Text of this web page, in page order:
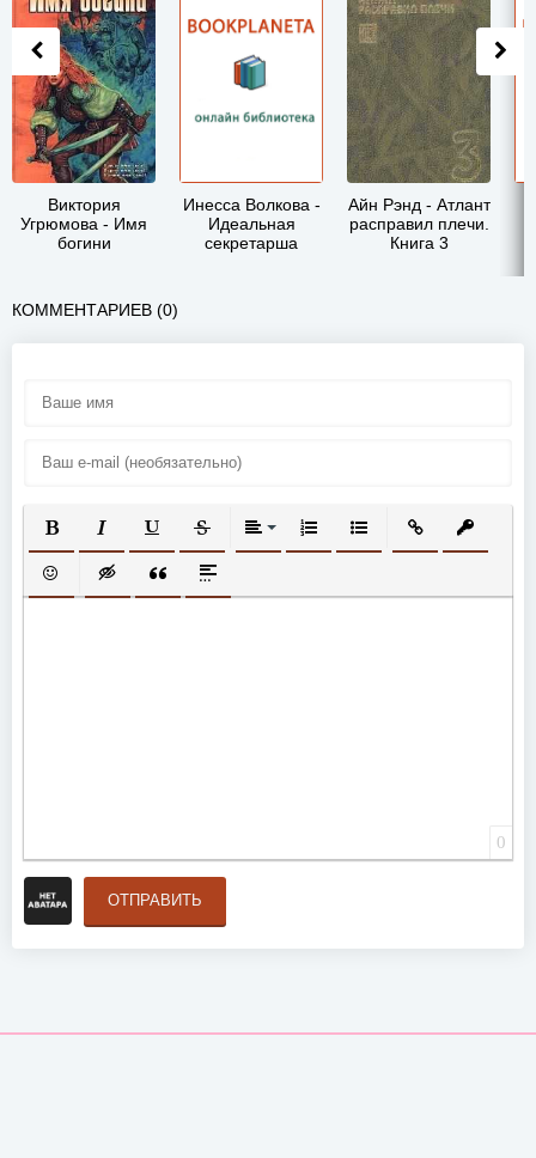
Виктория
Угрюмова - Имя
богини
Инесса Волкова -
Идеальная
секретарша
Айн Рэнд - Атлант
расправил плечи.
Книга 3
КОММЕНТАРИЕВ (0)
ПОЛУЖИРНЫЙ
КУРСИВПОДЧЕРКНУТЫЙ
ЗАЧЕРКНУТЫЙВЫРАВНИВАНИЕ
НУМЕРОВАННЫЙ СПИСОК
МАРКИРОВАННЫЙ
ВСТАВИТЬ
ВСТАВИТЬ СМАЙЛИК
ВСТАВКА СКРЫТОГО ТЕКСТА
ВСТАВКА ЦИТАТЫ
ВСТАВКА СПОЙЛЕРА
0
ОТПРАВИТЬ